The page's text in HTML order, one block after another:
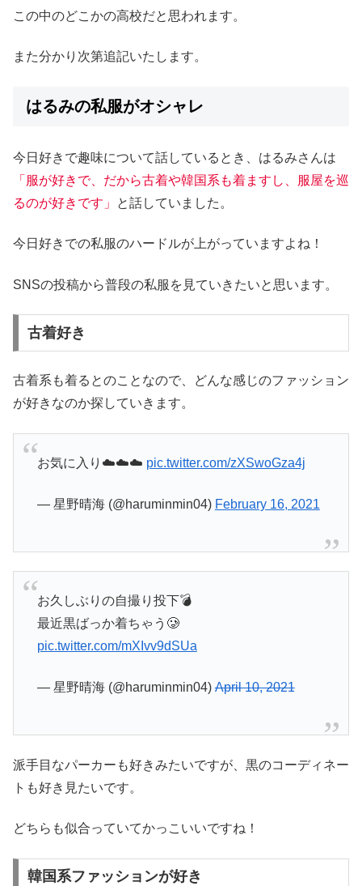
この中のどこかの高校だと思われます。
また分かり次第追記いたします。
はるみの私服がオシャレ
今日好きで趣味について話しているとき、はるみさんは
「服が好きで、だから古着や韓国系も着ますし、服屋を巡
るのが好きです」
と話していました。
今日好きでの私服のハードルが上がっていますよね！
SNSの投稿から普段の私服を見ていきたいと思います。
古着好き
古着系も着るとのことなので、どんな感じのファッション
が好きなのか探していきます。
お気に入り☁️☁️☁️ pic.twitter.com/zXSwoGza4j
— 星野晴海 (@haruminmin04) February 16, 2021
お久しぶりの自撮り投下💣
最近黒ばっか着ちゃう🥲
pic.twitter.com/mXIvv9dSUa
— 星野晴海 (@haruminmin04)April 10, 2021
派手目なパーカーも好きみたいですが、黒のコーディネー
トも好き見たいです。
どちらも似合っていてかっこいいですね！
韓国系ファッションが好き